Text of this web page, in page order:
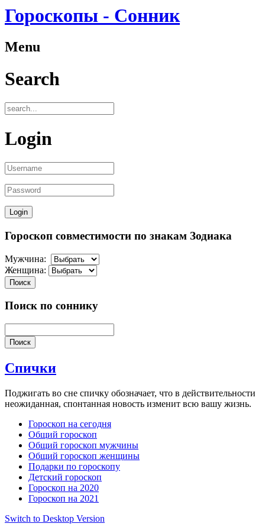
Гороскопы - Сонник
Menu
Search
Login
Гороскоп совместимости по знакам Зодиака
Мужчина:
Женщина:
Поиск
Поиск по соннику
Поиск
Спички
Поджигать во сне спичку обозначает, что в действительности
неожиданная, спонтанная новость изменит всю вашу жизнь.
Гороскоп на сегодня
Общий гороскоп
Общий гороскоп мужчины
Общий гороскоп женщины
Подарки по гороскопу
Детский гороскоп
Гороскоп на 2020
Гороскоп на 2021
Switch to Desktop Version